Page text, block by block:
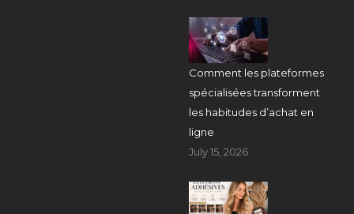
Comment les plateformes
spécialisées transforment
les habitudes d’achat en
ligne
July 15, 2026